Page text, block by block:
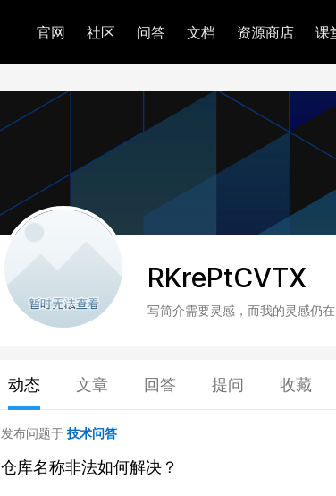
官网 社区 问答 文档 资源商店 课
RKrePtCVTX
写简介需要灵感，而我的灵感仍
动态 文章 回答 提问 收藏
发布问题于 技术问答
仓库名称非法如何解决？